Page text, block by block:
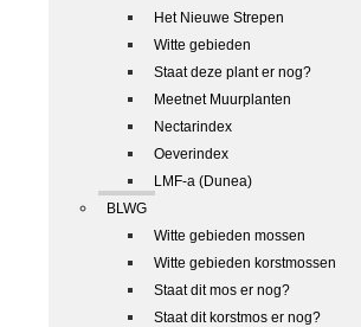
Het Nieuwe Strepen
Witte gebieden
Staat deze plant er nog?
Meetnet Muurplanten
Nectarindex
Oeverindex
LMF-a (Dunea)
BLWG
Witte gebieden mossen
Witte gebieden korstmossen
Staat dit mos er nog?
Staat dit korstmos er nog?